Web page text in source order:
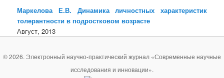
Маркелова Е.В. Динамика личностных характеристик
толерантности в подростковом возрасте
Август, 2013
© 2026. Электронный научно-практический журнал «Современные научные
исследования и инновации».